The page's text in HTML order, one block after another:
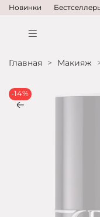
Новинки
Главная Макияж
-14%